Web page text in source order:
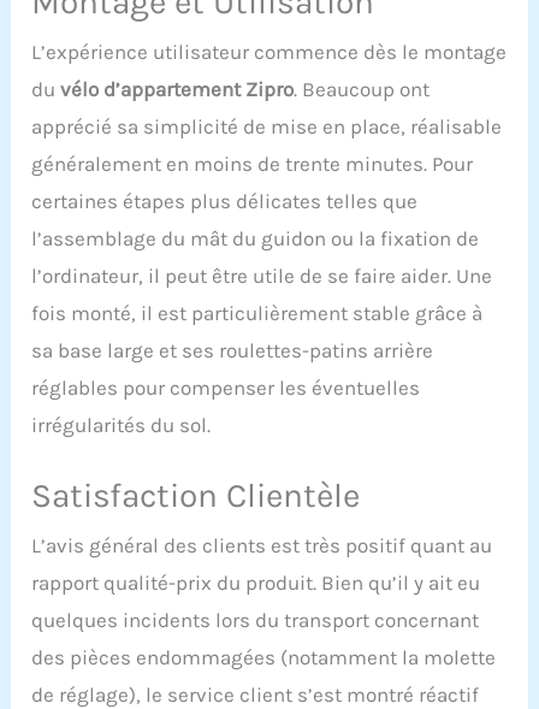
L’expérience utilisateur commence dès le montage
duvélo d’appartement Zipro. Beaucoup ont
apprécié sa simplicité de mise en place, réalisable
généralement en moins de trente minutes. Pour
certaines étapes plus délicates telles que
l’assemblage du mât du guidon ou la fixation de
l’ordinateur, il peut être utile de se faire aider. Une
fois monté, il est particulièrement stable grâce à
sa base large et ses roulettes-patins arrière
réglables pour compenser les éventuelles
irrégularités du sol.
Satisfaction Clientèle
L’avis général des clients est très positif quant au
rapport qualité-prix du produit. Bien qu’il y ait eu
quelques incidents lors du transport concernant
des pièces endommagées (notamment la molette
de réglage), le service client s’est montré réactif